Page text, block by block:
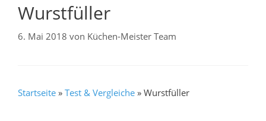
Wurstfüller
6. Mai 2018 von Küchen-Meister Team
Startseite » Test & Vergleiche » Wurstfüller